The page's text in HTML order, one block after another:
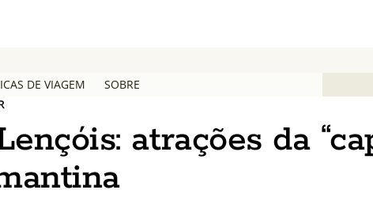
DE VIAGEM SOBRE
atrações da